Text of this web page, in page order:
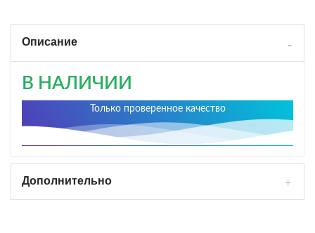
Описание
В НАЛИЧИИ
Только проверенное качество
Дополнительно